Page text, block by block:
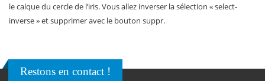
le calque du cercle de l’iris. Vous allez inverser la sélection « select-
inverse » et supprimer avec le bouton suppr.
Restons en contact !